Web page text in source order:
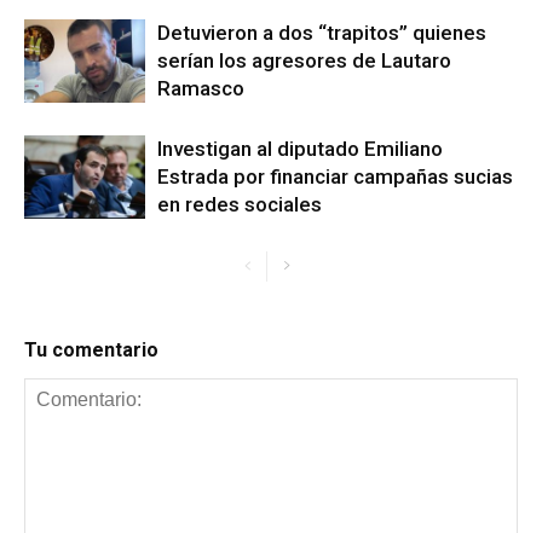
Detuvieron a dos “trapitos” quienes
serían los agresores de Lautaro
Ramasco
Investigan al diputado Emiliano
Estrada por financiar campañas sucias
en redes sociales
Tu comentario